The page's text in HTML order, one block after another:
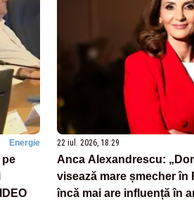
Energie
pe
22 iul. 2026, 18:29
Anca Alexandrescu:
visează mare șmecher în România și să știți că
încă mai are influență în